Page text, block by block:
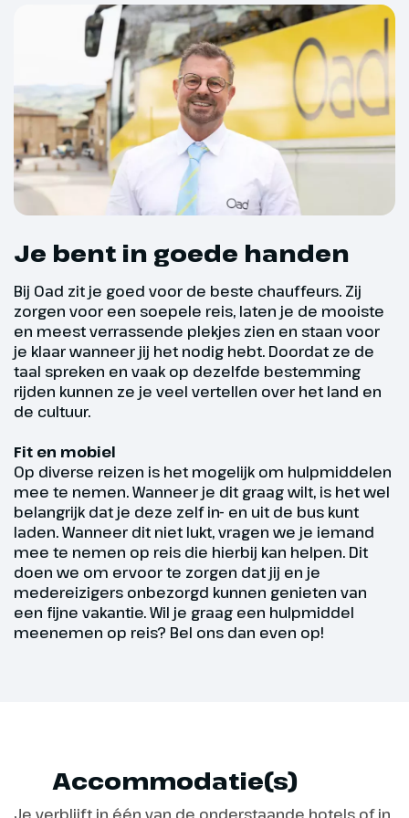
stad om op je gemak te
bezichtigen. Er zijn voldoende
mogelijkheden om even lekker
een kop koffie te drinken en te
genieten van het stadsleven.
Hoogtepunt
Rondleiding met gids
door Krakau
Dag 4
Joodse Wijk en Schindler's
Factory
Vandaag staat opnieuw een
indrukwekkende dag op het
we door de wijk en zien we o.a.
de Joodse ghetto Podgórze, het
Je bent in goede handen
Bij Oad zit je goed voor de beste chauffeurs. Zij
zorgen voor een soepele reis, laten je de mooiste
en meest verrassende plekjes zien en staan voor
je klaar wanneer jij het nodig hebt. Doordat ze de
taal spreken en vaak op dezelfde bestemming
rijden kunnen ze je veel vertellen over het land en
de cultuur.
Fit en mobiel
Op diverse reizen is het mogelijk om hulpmiddelen
mee te nemen. Wanneer je dit graag wilt, is het wel
belangrijk dat je deze zelf in- en uit de bus kunt
laden. Wanneer dit niet lukt, vragen we je iemand
mee te nemen op reis die hierbij kan helpen. Dit
doen we om ervoor te zorgen dat jij en je
medereizigers onbezorgd kunnen genieten van
een fijne vakantie. Wil je graag een hulpmiddel
meenemen op reis? Bel ons dan even op!
Accommodatie(s)